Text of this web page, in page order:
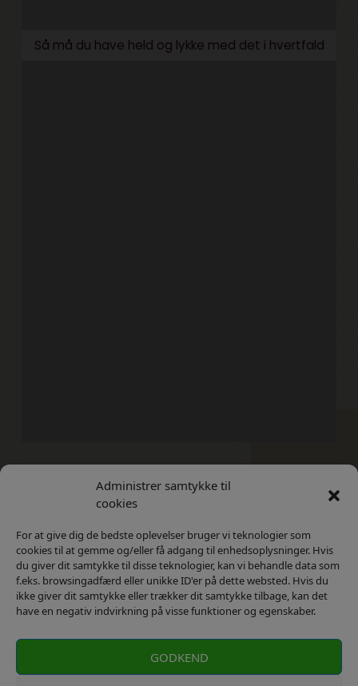
Administrer samtykke til
cookies
For at give dig de bedste oplevelser bruger vi teknologier som
cookies til at gemme og/eller få adgang til enhedsoplysninger. Hvis
du giver dit samtykke til disse teknologier, kan vi behandle data som
f.eks. browsingadfærd eller unikke ID'er på dette websted. Hvis du
ikke giver dit samtykke eller trækker dit samtykke tilbage, kan det
have en negativ indvirkning på visse funktioner og egenskaber.
GODKEND
Så må du have held og lykke med det i hvertfald
Kontakt